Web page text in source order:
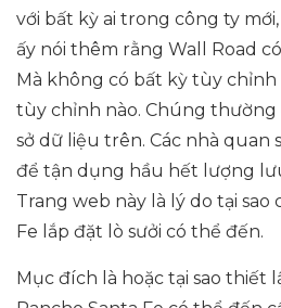
với bất kỳ ai trong công ty
ấy nói thêm rằng Wall Road
Mà không có bất kỳ tùy chỉnh
tùy chỉnh nào. Chúng thường
sở dữ liệu trên. Các nhà quan
để tận dụng hầu hết lượng
Trang web này là lý do tại sao
Fe lắp đặt lò sưởi có thể đến.
Mục đích là hoặc tại sao thiết